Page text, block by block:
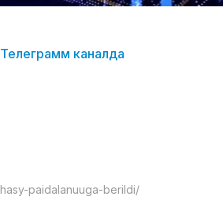
Телеграмм каналда